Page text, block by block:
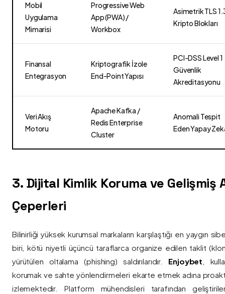
Mobil
Uygulama
Mimarisi
Progressive Web
App (PWA) /
Workbox
Asimetrik TLS
Kripto Blokları
Finansal
Entegrasyon
Kriptografik İzole
End-Point Yapısı
PCI-DSS Level 1
Güvenlik
Akreditasyonu
Veri Akış
Motoru
Apache Kafka /
Redis Enterprise
Cluster
Anomali Tespit
Eden Yapay
3. Dijital Kimlik Koruma ve Gelişmiş
Çeperleri
Bilinirliği yüksek kurumsal markaların karşılaştığı en yaygın
biri, kötü niyetli üçüncü taraflarca organize edilen taklit
yürütülen oltalama (phishing) saldırılarıdır. Enjoybet ,
korumak ve sahte yönlendirmeleri ekarte etmek adına
izlemektedir. Platform mühendisleri tarafından